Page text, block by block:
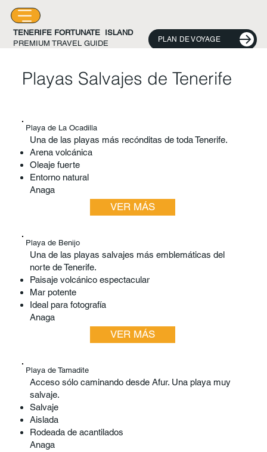
PLAN DE VOYAGE
TENERIFE FORTUNATE ISLAND
PREMIUM TRAVEL GUIDE
Playas Salvajes de Tenerife
Playa de La Ocadilla
Una de las playas más recónditas de toda Tenerife.
Arena volcánica
Oleaje fuerte
Entorno natural
Anaga
VER MÁS
Playa de Benijo
Una de las playas salvajes más emblemáticas del
norte de Tenerife.
Paisaje volcánico espectacular
Mar potente
Ideal para fotografía
Anaga
VER MÁS
Playa de Tamadite
Acceso sólo caminando desde Afur. Una playa muy
salvaje.
Salvaje
Aislada
Rodeada de acantilados
Anaga